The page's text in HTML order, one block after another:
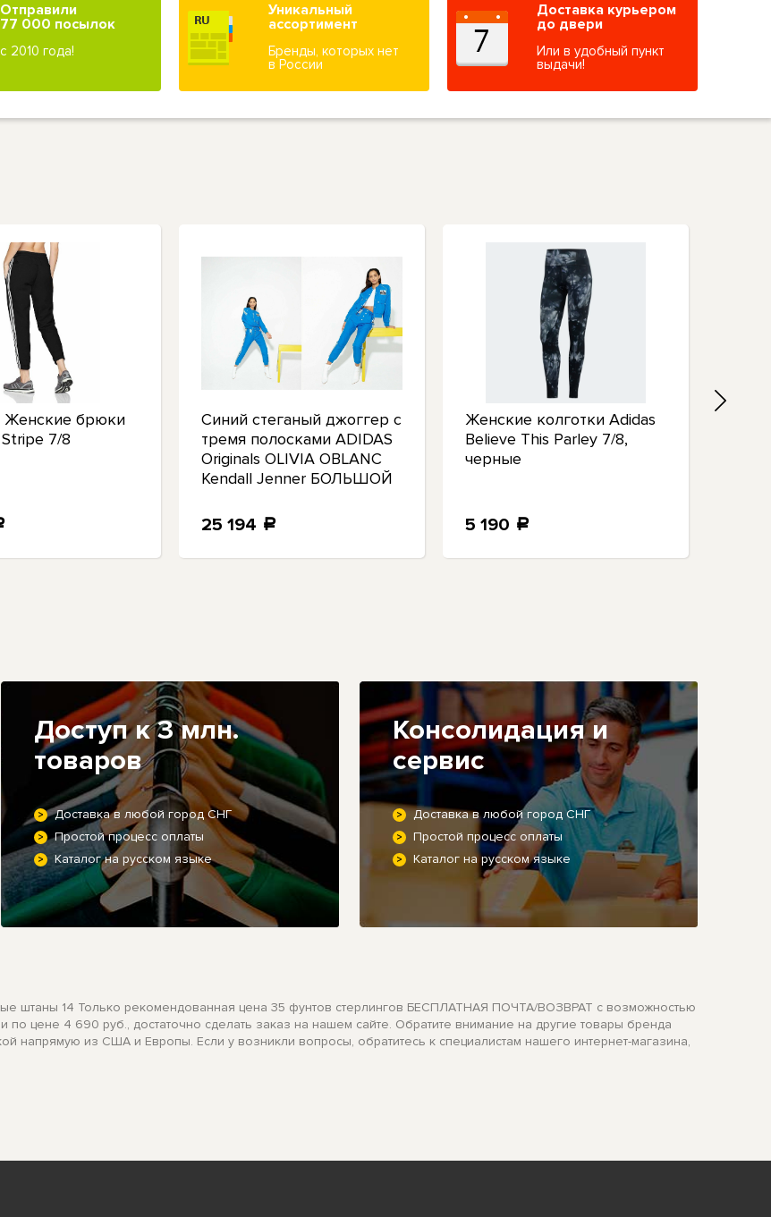
Отправили
77 000 посылок
с 2010 года!
Уникальный
ассортимент
Бренды, которых нет
в России
Доставка курьером
до двери
Или в удобный пункт
выдачи!
Женские брюки
7/8
Синий стеганый джоггер с
тремя полосками ADIDAS
Originals OLIVIA OBLANC
Kendall Jenner БОЛЬШОЙ
25 194 a
Женские колготки Adidas
Believe This Parley 7/8,
черные
5 190 a
Доступ к 3 млн.
товаров
Доставка в любой город СНГ
Простой процесс оплаты
Каталог на русском языке
Консолидация и
сервис
Доставка в любой город СНГ
Простой процесс оплаты
Каталог на русском языке
штаны 14 Только рекомендованная цена 35 фунтов стерлингов БЕСПЛАТНАЯ ПОЧТА/ВОЗВРАТ с возможностью
по цене 4 690 руб., достаточно сделать заказ на нашем сайте. Обратите внимание на другие товары бренда
напрямую из США и Европы. Если у возникли вопросы, обратитесь к специалистам нашего интернет-магазина,